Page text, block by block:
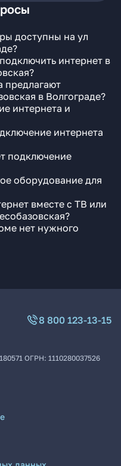
доступны на ул
интернет в
предлагают
в Волгограде?
интернета и
интернета
подключение
оборудование для
вместе с ТВ или
нет нужного
8 800 123-13-15
ОГРН: 1110280037526